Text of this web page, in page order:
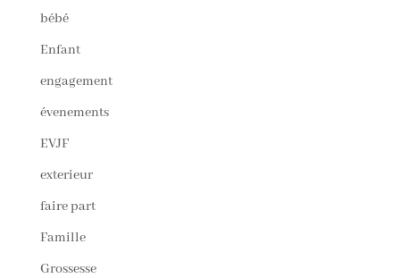
bébé
Enfant
engagement
évenements
EVJF
exterieur
faire part
Famille
Grossesse